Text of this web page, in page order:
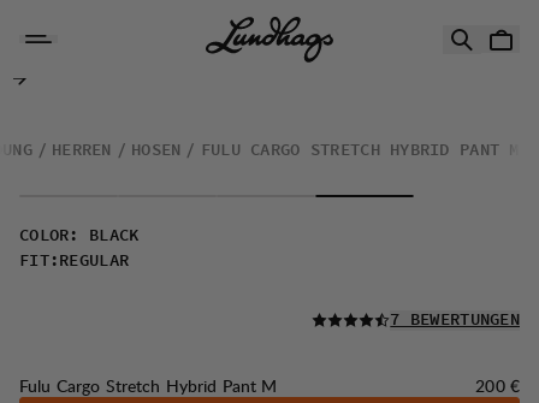
Fulu Cargo Stretch Hybrid Pant M
HERREN HOSEN FULU CARGO STRETCH HYBRID PANT M
COLOR :
BLACK
FIT: REGULAR
LESEN SIE ALLE
7 BEWERTUNGEN
Fulu Cargo Stretch Hybrid Pant M Preis:
200 €